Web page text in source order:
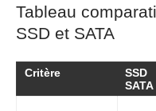
Tableau
SSD et SATA
Critère
SSD
SATA